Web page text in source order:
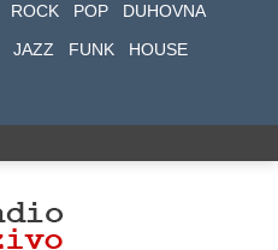
ROCK POP
DUHOVNA
JAZZ FUNK
HOUSE